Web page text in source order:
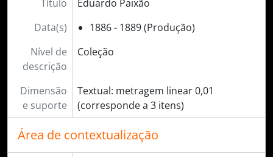
Título
Eduardo Paixão
Data(s)
1886 - 1889 (Produção)
Nível de
descrição
Coleção
Dimensão
e suporte
Textual: metragem linear 0,01
(corresponde a 3 itens)
Área de contextualização